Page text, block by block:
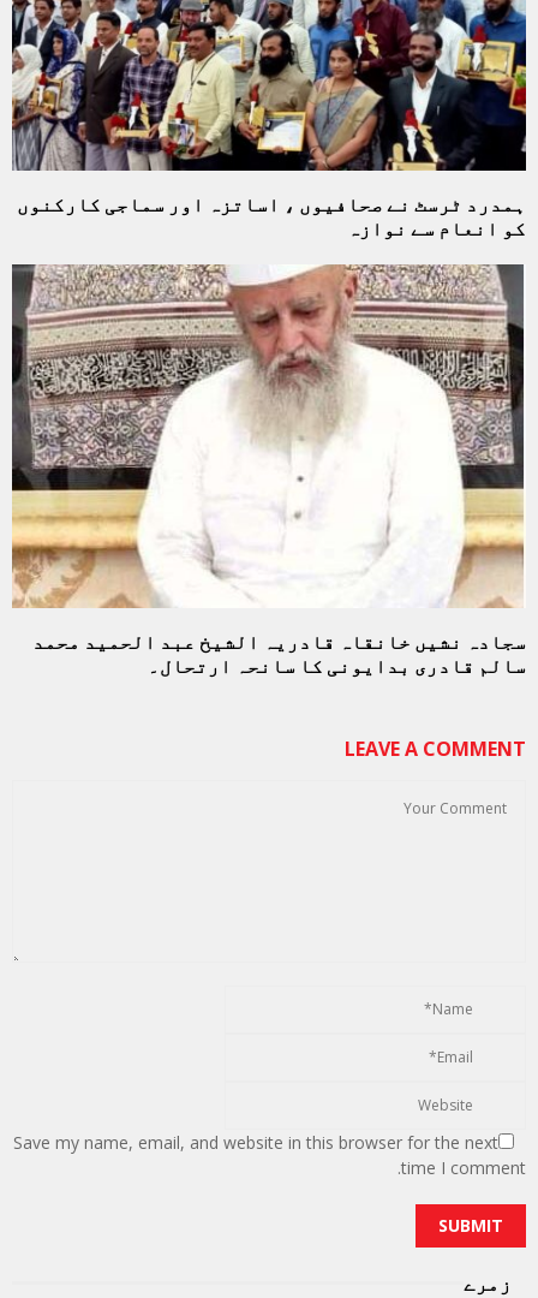
ہمدرد ٹرسٹ نے صحافیوں ، اساتزہ اور سماجی کارکنوں
کو انعام سے نوازہ
سجادہ نشیں خانقاہ قادریہ الشیخ عبد الحمید محمد
سالم قادری بدایونی کا سانحہ ارتحال۔
LEAVE A COMMENT
Save my name, email, and website in this browser for the next
time I comment.
زمرے